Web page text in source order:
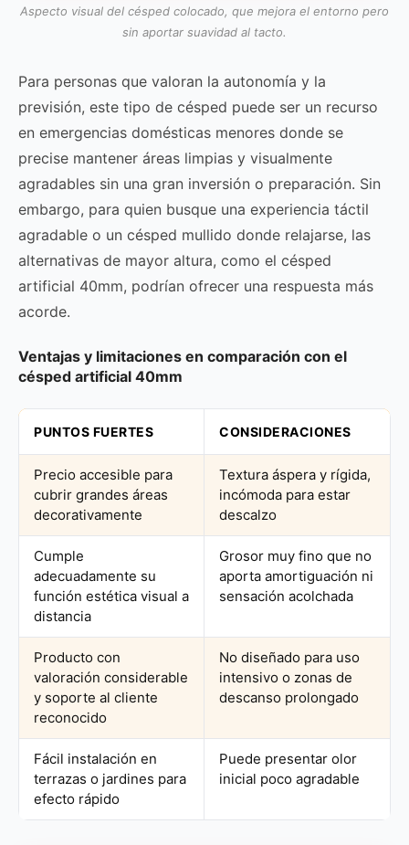
Aspecto visual del césped colocado, que mejora el entorno pero
sin aportar suavidad al tacto.
Para personas que valoran la autonomía y la
previsión, este tipo de césped puede ser un recurso
en emergencias domésticas menores donde se
precise mantener áreas limpias y visualmente
agradables sin una gran inversión o preparación. Sin
embargo, para quien busque una experiencia táctil
agradable o un césped mullido donde relajarse, las
alternativas de mayor altura, como el césped
artificial 40mm, podrían ofrecer una respuesta más
acorde.
Ventajas y limitaciones en comparación con el
césped artificial 40mm
PUNTOS FUERTES CONSIDERACIONES
Precio accesible para
cubrir grandes áreas
decorativamente
Textura áspera y rígida,
incómoda para estar
descalzo
Cumple
adecuadamente su
función estética visual a
distancia
Grosor muy fino que no
aporta amortiguación ni
sensación acolchada
Producto con
valoración considerable
y soporte al cliente
reconocido
No diseñado para uso
intensivo o zonas de
descanso prolongado
Fácil instalación en
terrazas o jardines para
efecto rápido
Puede presentar olor
inicial poco agradable